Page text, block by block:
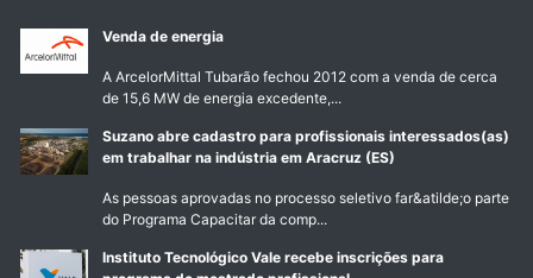
Venda de energia
A ArcelorMittal Tubarão fechou 2012 com a venda de cerca
de 15,6 MW de energia excedente,...
Suzano abre cadastro para profissionais interessados(as)
em trabalhar na indústria em Aracruz (ES)
As pessoas aprovadas no processo seletivo far&atilde;o parte
do Programa Capacitar da comp...
Instituto Tecnológico Vale recebe inscrições para